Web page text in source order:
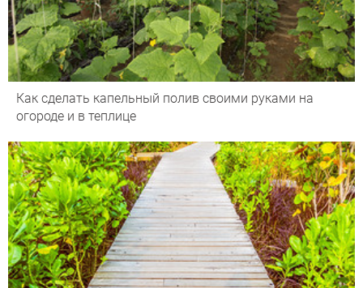
Как сделать капельный полив своими руками на
огороде и в теплице